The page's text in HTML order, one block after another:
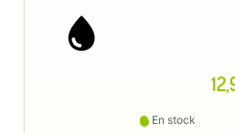
En stock